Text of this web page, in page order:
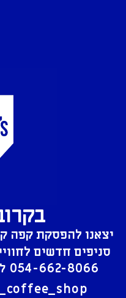
יצאנו להפסקת קפה
סניפים חדשים
054-662-8066